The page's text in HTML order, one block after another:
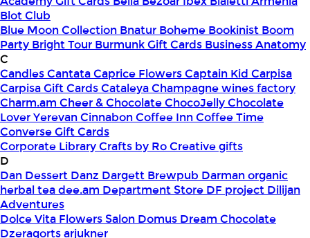
Blot Club
Blue Moon Collection Bnatur Boheme Bookinist Boom
Party Bright Tour Burmunk Gift Cards Business Anatomy
C
CandlesCantataCaprice FlowersCaptain Kid Carpisa
Carpisa Gift CardsCataleyaChampagne wines factory
Charm.am Cheer & ChocolateChocoJellyChocolate
Lover YerevanCinnabonCoffee InnCoffee Time
Converse Gift Cards
Corporate LibraryCrafts by RoCreative gifts
D
Dan Dessert Danz Dargett Brewpub Darman organic
herbal teadee.am Department Store DF project Dilijan
Adventures
Dolce Vita Flowers Salon Domus Dream Chocolate
Dzeragorts arjukner